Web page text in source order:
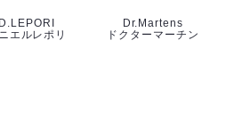
D.LEPORI
エルレポリ
Dr.Martens
ドクターマーチン